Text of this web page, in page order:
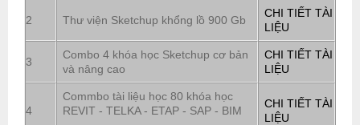
2 Thư viện Sketchup khổng lồ 900 Gb
CHI TIẾT TÀI
LIỆU
3
Combo 4 khóa học Sketchup cơ bản
và nâng cao
CHI TIẾT TÀI
LIỆU
4
Commbo tài liệu học 80 khóa học
REVIT - TELKA - ETAP - SAP - BIM
CHI TIẾT TÀI
LIỆU